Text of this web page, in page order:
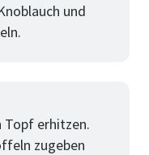
und
Topf erhitzen.
zugeben